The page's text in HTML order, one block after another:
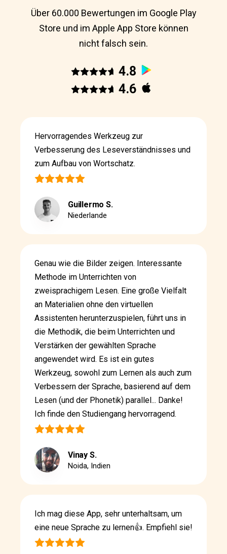
Über 60.000 Bewertungen im Google Play
Store und im Apple App Store können
nicht falsch sein.
4.8
4.6
Hervorragendes Werkzeug zur
Verbesserung des Leseverständnisses und
zum Aufbau von Wortschatz.
Guillermo S.
Niederlande
Genau wie die Bilder zeigen. Interessante
Methode im Unterrichten von
zweisprachigem Lesen. Eine große Vielfalt
an Materialien ohne den virtuellen
Assistenten herunterzuspielen, führt uns in
die Methodik, die beim Unterrichten und
Verstärken der gewählten Sprache
angewendet wird. Es ist ein gutes
Werkzeug, sowohl zum Lernen als auch zum
Verbessern der Sprache, basierend auf dem
Lesen (und der Phonetik) parallel... Danke!
Ich finde den Studiengang hervorragend.
Vinay S.
Noida, Indien
Ich mag diese App, sehr unterhaltsam, um
eine neue Sprache zu lernen👍. Empfiehl sie!